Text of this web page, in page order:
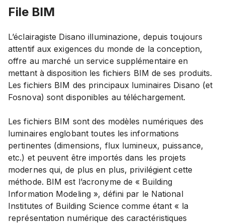
File BIM
L’éclairagiste Disano illuminazione, depuis toujours
attentif aux exigences du monde de la conception,
offre au marché un service supplémentaire en
mettant à disposition les fichiers BIM de ses produits.
Les fichiers BIM des principaux luminaires Disano (et
Fosnova) sont disponibles au téléchargement.
Les fichiers BIM sont des modèles numériques des
luminaires englobant toutes les informations
pertinentes (dimensions, flux lumineux, puissance,
etc.) et peuvent être importés dans les projets
modernes qui, de plus en plus, privilégient cette
méthode. BIM est l’acronyme de « Building
Information Modeling », défini par le National
Institutes of Building Science comme étant « la
représentation numérique des caractéristiques